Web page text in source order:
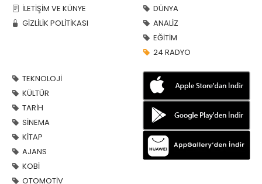
İLETİŞİM VE KÜNYE
GİZLİLİK POLİTİKASI
DÜNYA
ANALİZ
EĞİTİM
24 RADYO
TEKNOLOJİ
KÜLTÜR
TARİH
SİNEMA
KİTAP
AJANS
KOBİ
OTOMOTİV